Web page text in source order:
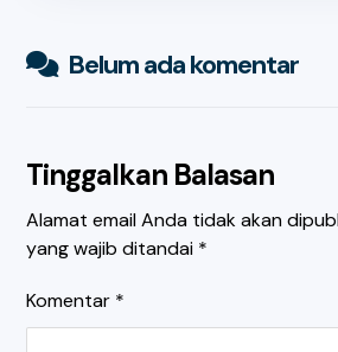
Belum ada komentar
Tinggalkan Balasan
Alamat email Anda tidak akan
yang wajib ditandai *
Komentar *